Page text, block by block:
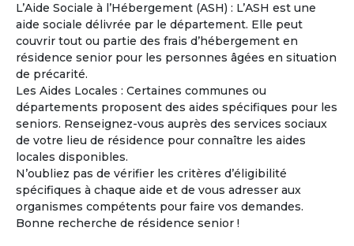
L’Aide Sociale à l’Hébergement (ASH) : L’ASH est une
aide sociale délivrée par le département. Elle peut
couvrir tout ou partie des frais d’hébergement en
résidence senior pour les personnes âgées en situation
de précarité.
Les Aides Locales : Certaines communes ou
départements proposent des aides spécifiques pour les
seniors. Renseignez-vous auprès des services sociaux
de votre lieu de résidence pour connaître les aides
locales disponibles.
N’oubliez pas de vérifier les critères d’éligibilité
spécifiques à chaque aide et de vous adresser aux
organismes compétents pour faire vos demandes.
Bonne recherche de résidence senior !
La copropriété en pleine propriété entre Seniors
Un mode d’habitat partagé adapté au vieillissement.
La copropriété en pleine propriété séduit de plus en
plus de retraités désireux de mutualiser certains espaces
et services tout en conservant leur indépendance et leur
patrimoine.
À la une